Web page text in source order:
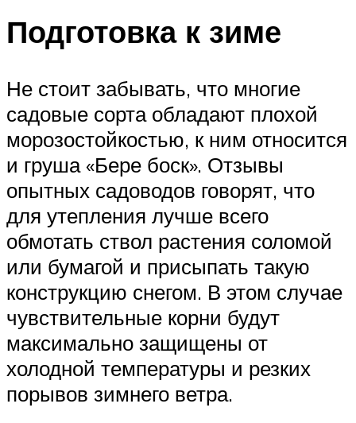
Подготовка к зиме
Не стоит забывать, что многие
садовые сорта обладают плохой
морозостойкостью, к ним относится
и груша «Бере боск». Отзывы
опытных садоводов говорят, что
для утепления лучше всего
обмотать ствол растения соломой
или бумагой и присыпать такую
конструкцию снегом. В этом случае
чувствительные корни будут
максимально защищены от
холодной температуры и резких
порывов зимнего ветра.